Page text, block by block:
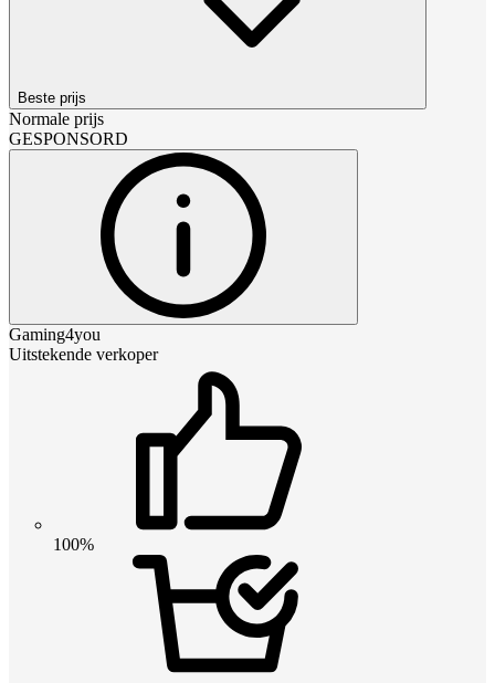
Beste prijs
Normale prijs
GESPONSORD
Gaming4you
Uitstekende verkoper
100%